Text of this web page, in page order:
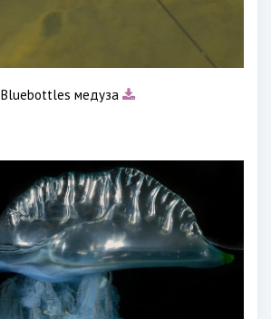
Bluebottles медуза